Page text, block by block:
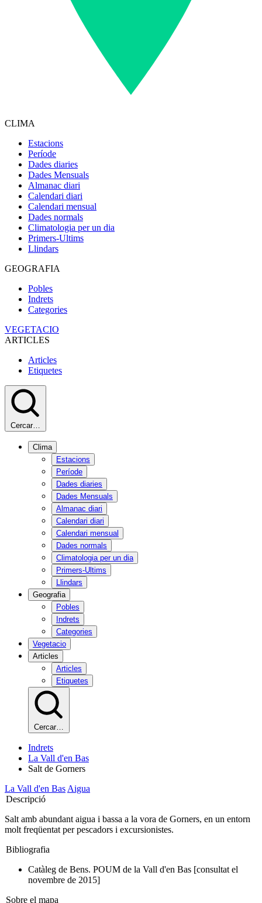
CLIMA
Estacions
Període
Dades diaries
Dades Mensuals
Almanac diari
Calendari diari
Calendari mensual
Dades normals
Climatologia per un dia
Primers-Ultims
Llindars
GEOGRAFIA
Pobles
Indrets
Categories
VEGETACIO
ARTICLES
Articles
Etiquetes
Cercar…
Clima
Estacions
Període
Dades diaries
Dades Mensuals
Almanac diari
Calendari diari
Calendari mensual
Dades normals
Climatologia per un dia
Primers-Ultims
Llindars
Geografia
Pobles
Indrets
Categories
Vegetacio
Articles
Articles
Etiquetes
Cercar…
Indrets
La Vall d'en Bas
Salt de Gorners
La Vall d'en Bas Aigua
Descripció
Salt amb abundant aigua i bassa a la vora de Gorners, en un entorn
molt freqüentat per pescadors i excursionistes.
Bibliografia
Catàleg de Bens. POUM de la Vall d'en Bas [consultat el
novembre de 2015]
Sobre el mapa